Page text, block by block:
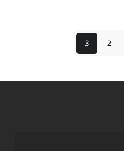
2
3